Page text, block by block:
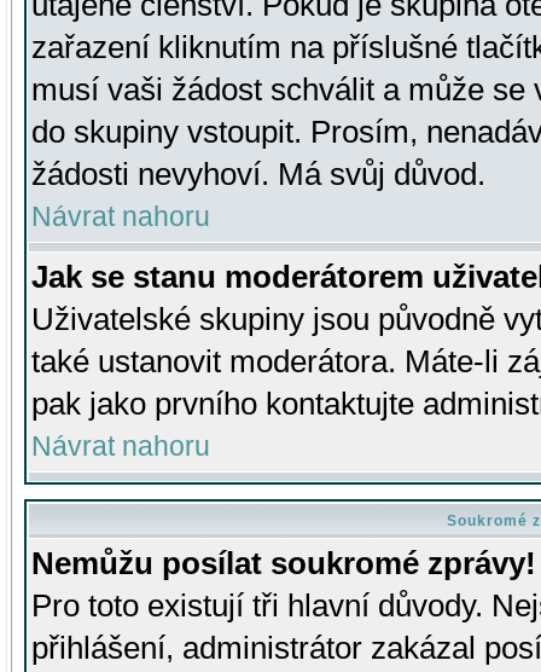
zařazení kliknutím na příslušné
musí vaši žádost schválit a může se
do skupiny vstoupit. Prosím,
žádosti nevyhoví. Má svůj důvod.
Návrat nahoru
Jak se stanu moderátorem
Uživatelské skupiny jsou původně
také ustanovit moderátora. Máte-li
pak jako prvního kontaktujte
Návrat nahoru
Soukromé
Nemůžu posílat soukromé zprávy!
Pro toto existují tři hlavní důvody.
přihlášení, administrátor zakázal